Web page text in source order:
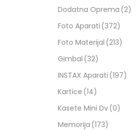
Dodatna Oprema (2)
Foto Aparati (372)
Foto Materijal (213)
Gimbal (32)
INSTAX Aparati (197)
Kartice (14)
Kasete Mini Dv(0)
Memorija (173)